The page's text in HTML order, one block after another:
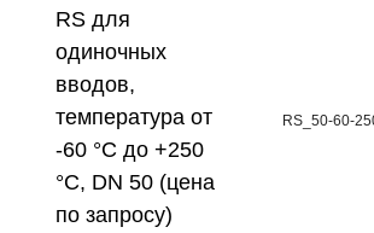
RS для
одиночных
вводов,
температура от
-60 °C до +250
°C, DN 50 (цена
по запросу)
RS_50-60-